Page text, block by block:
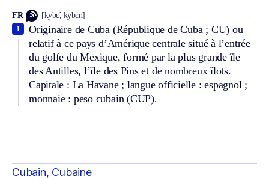
FR [kybɛ̃, kybɛn]
Originaire de Cuba (République de Cuba ; CU) ou
relatif à ce pays d’Amérique centrale situé à l’entrée
du golfe du Mexique, formé par la plus grande île
des Antilles, l’île des Pins et de nombreux îlots.
Capitale : La Havane ; langue officielle : espagnol ;
monnaie : peso cubain (CUP).
1
Cubain, Cubaine